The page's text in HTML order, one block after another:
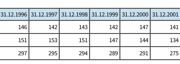
31.12.1996 31.12.1997 31.12.1998 31.12.1999 31.12.2000 31.12.2001
146 142 143 142 147 141
151 153 151 147 144 134
297 295 294 289 291 275